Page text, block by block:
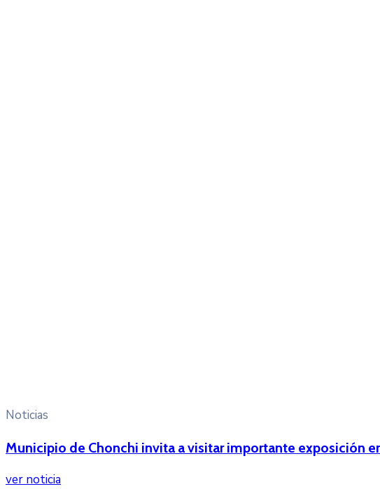
Noticias
Municipio de Chonchi invita a visitar importante exposición
ver noticia